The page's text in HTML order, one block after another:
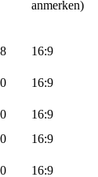
anmerken)
16:9
16:9
16:9
16:9
16:9